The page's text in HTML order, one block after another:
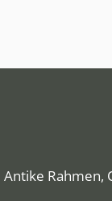
Antike Rahmen,